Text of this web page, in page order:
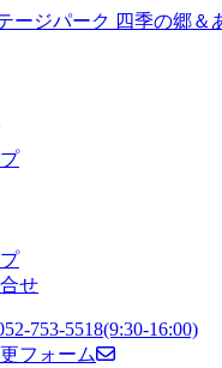
プ
せ
753-5518(9:30-16:00)
フォーム